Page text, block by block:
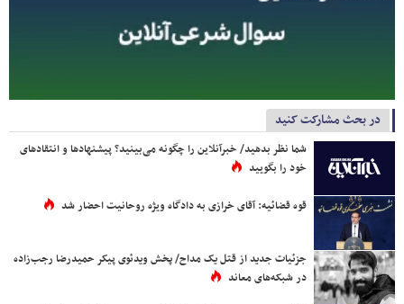
در بحث مشارکت کنید
شما نظر بدهید/ خبرآنلاین را چگونه می‌بینید؟ پیشنهادها و انتقادهای
خود را بگویید
قوه قضائیه: آقای خرازی به دادگاه ویژه روحانیت احضار شد
جزئیات جدید از قتل یک مداح/ پخش ویدئوی پیکر حمیدرضا رجب‌زاده
در شبکه‌های معاند